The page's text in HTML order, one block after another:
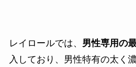
レイロールでは、 男性専用の
入しており、男性特有の太く